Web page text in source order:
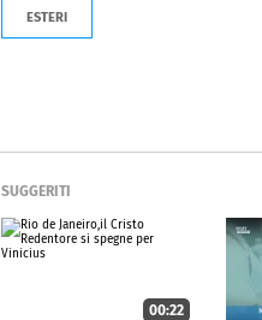
ESTERI
SUGGERITI
00:22